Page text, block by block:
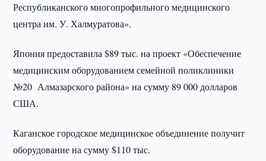
Республиканского многопрофильного медицинского
центра им. У. Халмуратова».
Япония предоставила $89 тыс. на проект «Обеспечение
медицинским оборудованием семейной поликлиники
№20 Алмазарского района» на сумму 89 000 долларов
США.
Каганское городское медицинское объединение получит
оборудование на сумму $110 тыс.